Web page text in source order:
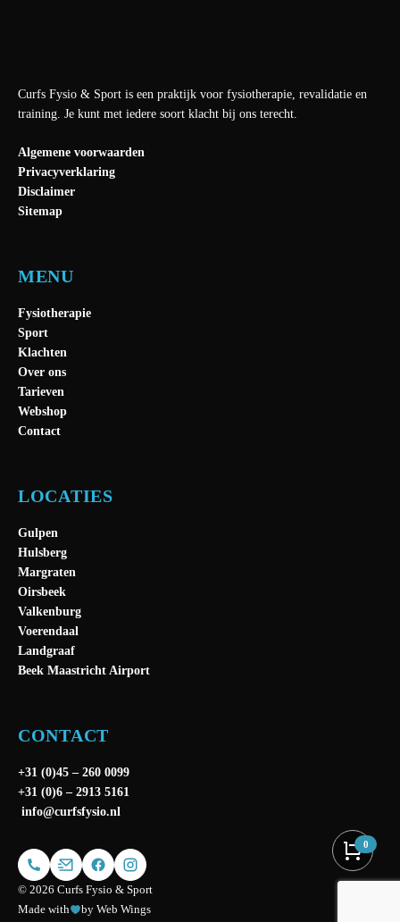
0
Curfs Fysio & Sport is een praktijk voor fysiotherapie, revalidatie en
training. Je kunt met iedere soort klacht bij ons terecht.
Algemene voorwaarden
Privacyverklaring
Disclaimer
Sitemap
MENU
Fysiotherapie
Sport
Klachten
Over ons
Tarieven
Webshop
Contact
LOCATIES
Gulpen
Hulsberg
Margraten
Oirsbeek
Valkenburg
Voerendaal
Landgraaf
Beek Maastricht Airport
CONTACT
+31 (0)45 – 260 0099
+31 (0)6 – 2913 5161
info@curfsfysio.nl
© 2026 Curfs Fysio & Sport
Made with
by Web Wings